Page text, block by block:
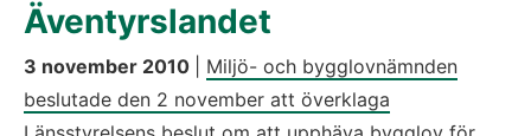
Äventyrslandet
3 november 2010
Miljö- och bygglovnämnden
beslutade den 2 november att överklaga